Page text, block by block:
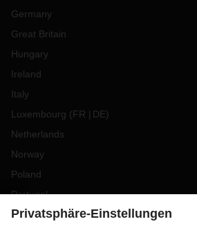
Germany
Great Britain
Hungary
Ireland
Italy
Luxembourg (FR DE)
Netherlands
Norway
Poland
Portugal
Romania